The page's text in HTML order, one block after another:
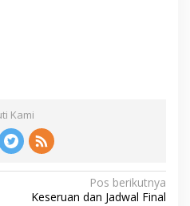
Kami
Pos berikutnya
Keseruan dan Jadwal Final